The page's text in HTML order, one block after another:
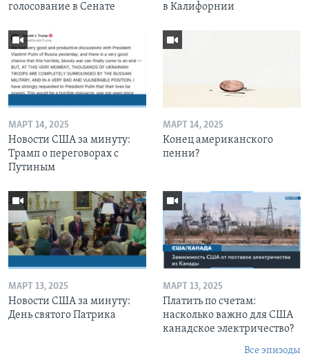
голосование в Сенате
в Калифорнии
МАРТ 14, 2025
Новости США за минуту:
Трамп о переговорах с
Путиным
МАРТ 14, 2025
Конец американского
пенни?
МАРТ 13, 2025
Новости США за минуту:
День святого Патрика
МАРТ 13, 2025
Платить по счетам:
насколько важно для США
канадское электричество?
Все эпизоды